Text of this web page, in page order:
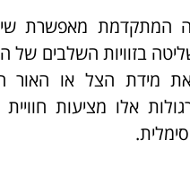
המתקדמת מאפשרת
בזוויות השלבים של
מידת הצל או האור
אלו מציעות